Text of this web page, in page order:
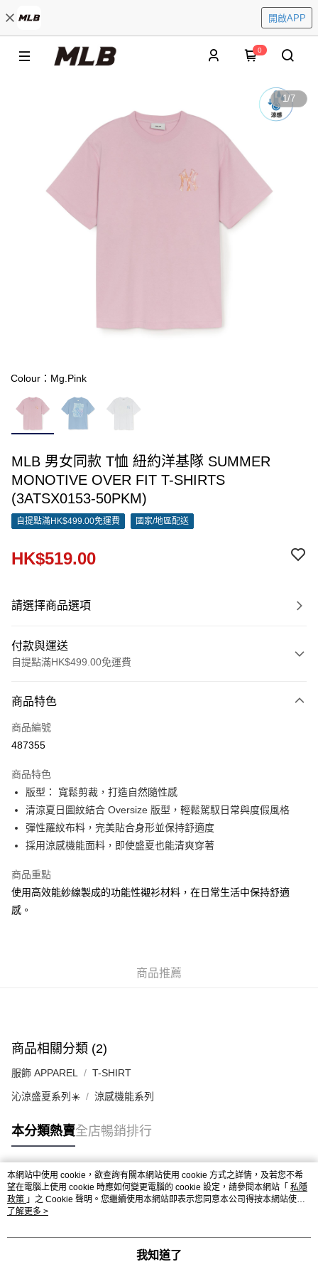
開啟APP
0
1/7
Colour：Mg.Pink
MLB 男女同款 T恤 紐約洋基隊 SUMMER
MONOTIVE OVER FIT T-SHIRTS
(3ATSX0153-50PKM)
自提點滿HK$499.00免運費 國家/地區配送
HK$519.00
請選擇商品選項
付款與運送
自提點滿HK$499.00免運費
信用卡
Apple Pay
AlipayHK
WeChat Pay
送貨方式
付款後順豐站及營業點
每筆HK$50.00，滿HK$499.00或以上免運費
付款後順豐合作便利店
商品特色
商品編號
487355
商品特色
版型： 寬鬆剪裁，打造自然隨性感
清涼夏日圖紋結合 Oversize 版型，輕鬆駕馭日常與度假風格
彈性羅紋布料，完美貼合身形並保持舒適度
採用涼感機能面料，即使盛夏也能清爽穿著
商品重點
使用高效能紗線製成的功能性襯衫材料，在日常生活中保持舒適
感。
商品推薦
商品相關分類 (2)
服飾 APPAREL T-SHIRT
沁涼盛夏系列☀️ 涼感機能系列
本分類熱賣全店暢銷排行
熱門標籤
熱銷排行
本網站中使用 cookie，欲查詢有關本網站使用 cookie 方式之詳情，及若您不希
望在電腦上使用 cookie 時應如何變更電腦的 cookie 設定，請參閱本網站「 私隱
政策 」之 Cookie 聲明。您繼續使用本網站即表示您同意本公司得按本網站使用
條款之 Cookie 聲明使用 cookie。
了解更多 >
我知道了